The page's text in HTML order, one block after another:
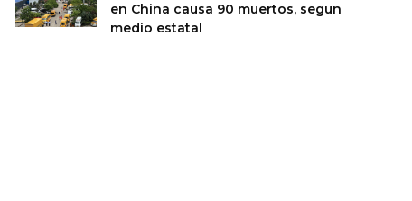
en China causa 90 muertos, segun
medio estatal